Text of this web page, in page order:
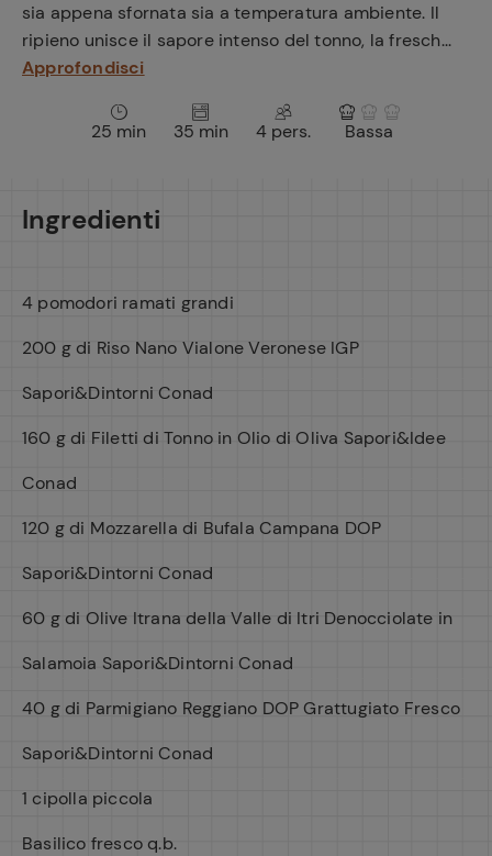
sia appena sfornata sia a temperatura ambiente. Il
ripieno unisce il sapore intenso del tonno, la fresch...
Approfondisci
25 min 35 min 4 pers. Bassa
Ingredienti
4 pomodori ramati grandi
200 g di Riso Nano Vialone Veronese IGP
Sapori&Dintorni Conad
160 g di Filetti di Tonno in Olio di Oliva Sapori&Idee
Conad
120 g di Mozzarella di Bufala Campana DOP
Sapori&Dintorni Conad
60 g di Olive Itrana della Valle di Itri Denocciolate in
Salamoia Sapori&Dintorni Conad
40 g di Parmigiano Reggiano DOP Grattugiato Fresco
Sapori&Dintorni Conad
1 cipolla piccola
Basilico fresco q.b.